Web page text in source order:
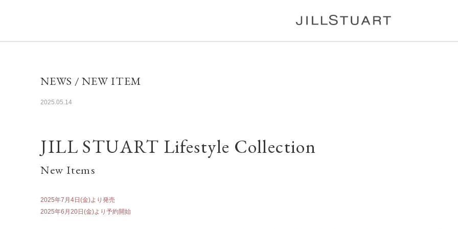
NEWS / NEW ITEM
2025.05.14
JILL STUART Lifestyle Collection
New Items
2025年7月4日(金)より発売
2025年6月20日(金)より予約開始